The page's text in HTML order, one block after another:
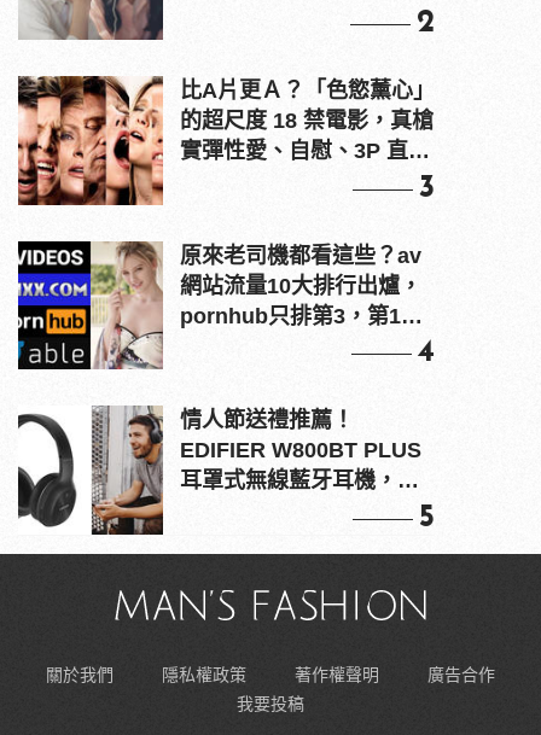
2
比A片更Ａ？「色慾薰心」
的超尺度 18 禁電影，真槍
實彈性愛、自慰、3P 直接
3
原來老司機都看這些？av
網站流量10大排行出爐，
pornhub只排第3，第1名
4
情人節送禮推薦！
EDIFIER W800BT PLUS
耳罩式無線藍牙耳機，在
5
關於我們 隱私權政策 著作權聲明
廣告合作
我要投稿